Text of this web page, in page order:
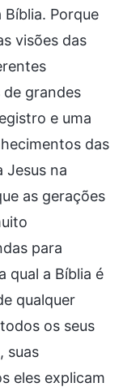
Porque
visões das
de grandes
e uma
das
Jesus na
as gerações
para
qual a Bíblia é
qualquer
os seus
suas
eles explicam